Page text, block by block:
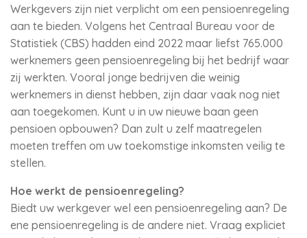
Werkgevers zijn niet verplicht om een pensioenregeling
aan te bieden. Volgens het Centraal Bureau voor de
Statistiek (CBS) hadden eind 2022 maar liefst 765.000
werknemers geen pensioenregeling bij het bedrijf waar
zij werkten. Vooral jonge bedrijven die weinig
werknemers in dienst hebben, zijn daar vaak nog niet
aan toegekomen. Kunt u in uw nieuwe baan geen
pensioen opbouwen? Dan zult u zelf maatregelen
moeten treffen om uw toekomstige inkomsten veilig te
stellen.
Hoe werkt de pensioenregeling?
Biedt uw werkgever wel een pensioenregeling aan? De
ene pensioenregeling is de andere niet. Vraag expliciet